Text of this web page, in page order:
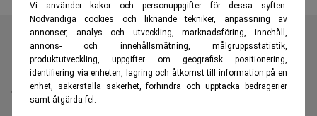
Vi använder kakor och personuppgifter för dessa syften:
Nödvändiga cookies och liknande tekniker, anpassning av
annonser, analys och utveckling, marknadsföring, innehåll,
annons- och innehållsmätning, målgruppsstatistik,
produktutveckling, uppgifter om geografisk positionering,
identifiering via enheten, lagring och åtkomst till information på en
enhet, säkerställa säkerhet, förhindra och upptäcka bedrägerier
samt åtgärda fel.
Realtid är en oberoende och kostnadsfri nyhetskanal för
dig som vill fördjupa dig inom finans- och
näringslivsnyheter.